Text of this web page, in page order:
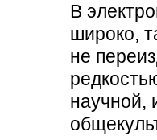
В
широко,
не
научной,